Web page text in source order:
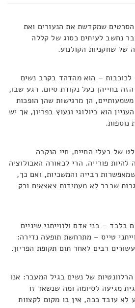
שמקדשת את הנעורים ואת
נחשב לעיתים כסוג של קללה
של שחקניות הקולנוע.
לכוכבות – הוא מהדהד בקרב נשים
בחייהן כעל נקודת סיום. רגע שבו,
משמעותיים, הן מרגישות שהן הופכות
הוא ביולוגי ונעוץ בפריון, אך יש
נוספות.
של בעלי החיים, חיי הנקבה
פורייה. הרי לכאורה האבולוציה
רבייה והמשכיות, ואם כך,
שכבר לא מעמידות צאצאים ורק
בלבד – בני אדם ולווייתני שיניים
טייס – מתרחשת תופעה נדירה:
רבים לאחר תום תקופת הפריון.
של נשים בגיל המעבר: אנו
מגיעה לסיומה ומה שנשאר זו
עובד ככה, אין בו מקום לקצוות